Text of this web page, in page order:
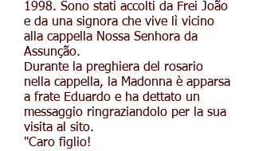
1998. Sono stati accolti da Frei João
e da una signora che vive lì vicino
alla cappella Nossa Senhora da
Assunção.
Durante la preghiera del rosario
nella cappella, la Madonna è apparsa
a frate Eduardo e ha dettato un
messaggio ringraziandolo per la sua
visita al sito.
"Caro figlio!